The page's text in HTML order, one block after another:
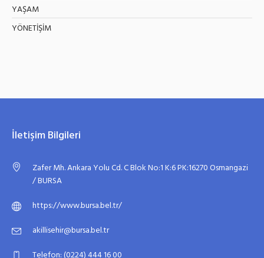
YAŞAM
YÖNETİŞİM
İletişim Bilgileri
Zafer Mh. Ankara Yolu Cd. C Blok No:1 K:6 PK:16270 Osmangazi
/ BURSA
https://www.bursa.bel.tr/
akillisehir@bursa.bel.tr
Telefon: (0224) 444 16 00